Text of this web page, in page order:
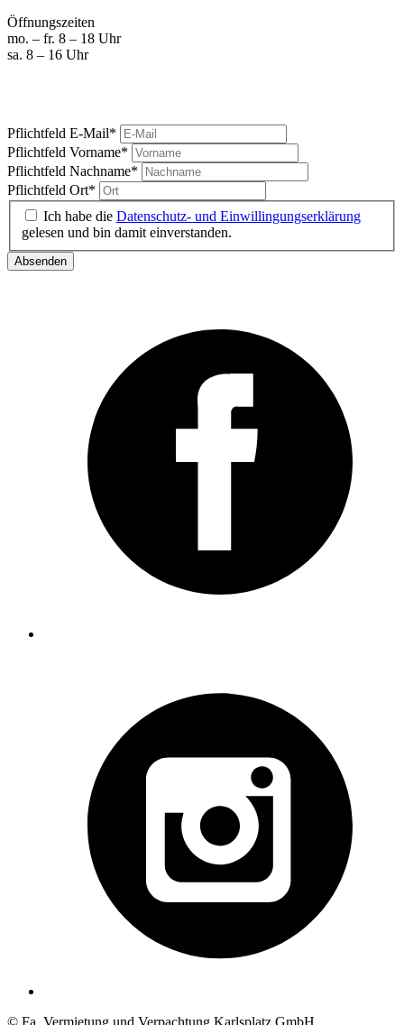
Öffnungszeiten
mo. – fr. 8 – 18 Uhr
sa. 8 – 16 Uhr
Pflichtfeld E-Mail*
Pflichtfeld Vorname*
Pflichtfeld Nachname*
Pflichtfeld Ort*
Ich habe die Datenschutz- und Einwillingungserklärung
gelesen und bin damit einverstanden.
Absenden